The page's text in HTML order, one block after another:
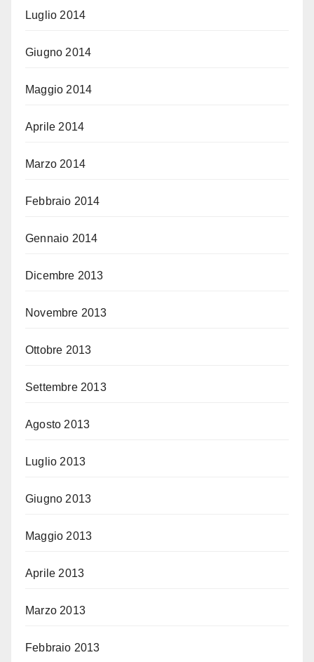
Luglio 2014
Giugno 2014
Maggio 2014
Aprile 2014
Marzo 2014
Febbraio 2014
Gennaio 2014
Dicembre 2013
Novembre 2013
Ottobre 2013
Settembre 2013
Agosto 2013
Luglio 2013
Giugno 2013
Maggio 2013
Aprile 2013
Marzo 2013
Febbraio 2013